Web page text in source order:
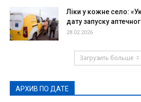
Ліки у кожне село:
дату запуску
28.02.2026
Загрузить больше
АРХИВ ПО ДАТЕ